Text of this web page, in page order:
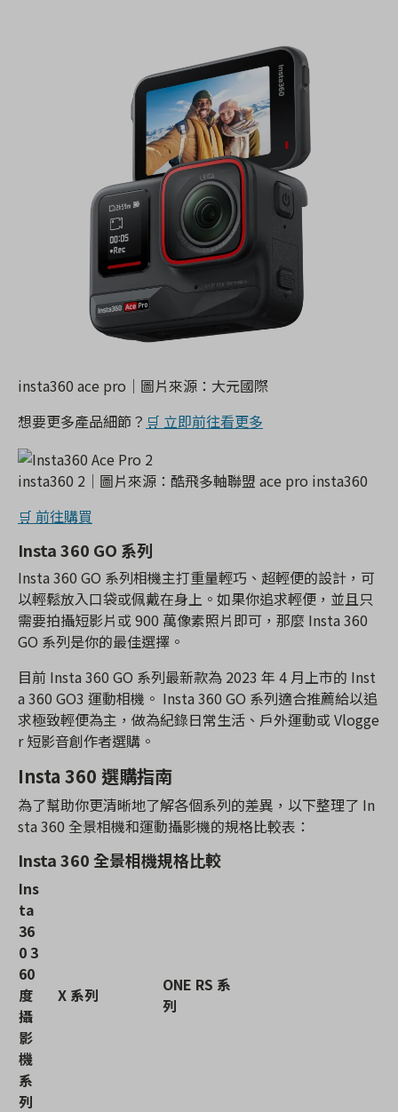
insta360 ace pro｜圖片來源：大元國際
想要更多產品細節？ 🛒 立即前往看更多
insta360 2｜圖片來源：酷飛多軸聯盟 ace pro insta360
🛒 前往購買
Insta 360 GO 系列
Insta 360 GO 系列相機主打重量輕巧、超輕便的設計，可
以輕鬆放入口袋或佩戴在身上。如果你追求輕便，並且只
需要拍攝短影片或 900 萬像素照片即可，那麼 Insta 360
GO 系列是你的最佳選擇。
目前 Insta 360 GO 系列最新款為 2023 年 4 月上市的 Inst
a 360 GO3 運動相機。 Insta 360 GO 系列適合推薦給以追
求極致輕便為主，做為紀錄日常生活、戶外運動或 Vlogge
r 短影音創作者選購。
Insta 360 選購指南
為了幫助你更清晰地了解各個系列的差異，以下整理了 In
sta 360 全景相機和運動攝影機的規格比較表：
Insta 360 全景相機規格比較
Ins
ta
36
0 3
60
度
攝
影
機
系
列
X 系列
ONE RS 系
列